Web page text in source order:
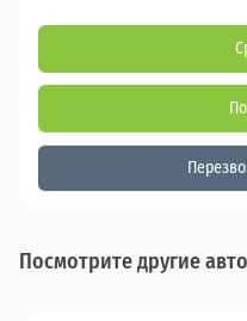
Посмотрите другие